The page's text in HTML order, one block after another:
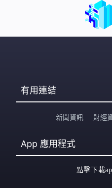
有用連結
新聞資訊 財經
App 應用程式
點擊下載